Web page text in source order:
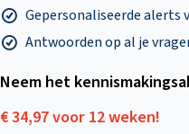
Gepersonaliseerde alerts
Antwoorden op al je
Neem het
€ 34,97 voor 12 weken!